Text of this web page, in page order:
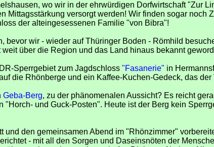
wo wir in der ehrwürdigen Dorfwirtschaft "Zur
versorgt werden! Wir finden sogar noch
der alteingesessenen Familie "von Bibra"!
wir - wieder auf Thüringer Boden - Römhild
über die Region und das Land hinaus bekannt
Sperrgebiet zum Jagdschloss "Fasanerie" in
die Rhönberge und ein Kaffee-Kuchen-Gedeck, das
Geba-Berg, zu der phänomenalen Aussicht? Es reicht
und Guck-Posten". Heute ist der Berg kein
den gemeinsamen Abend im "Rhönzimmer"
- mit all den Sorgen und Daseinsnöten der